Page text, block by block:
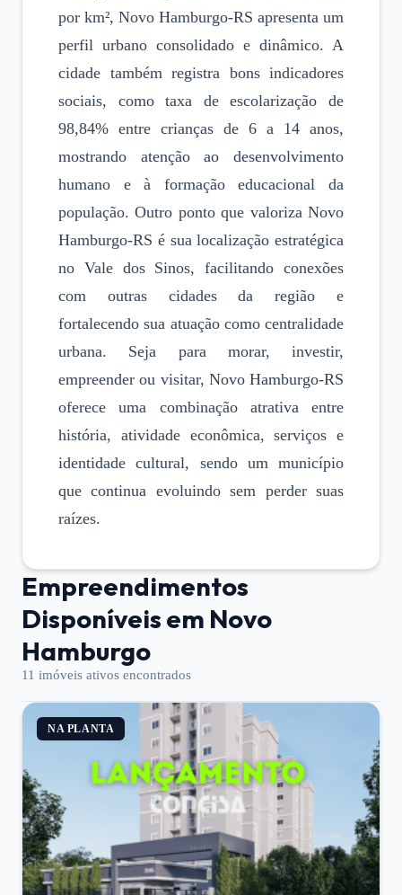
por km², Novo Hamburgo-RS apresenta um
perfil urbano consolidado e dinâmico. A
cidade também registra bons indicadores
sociais, como taxa de escolarização de
98,84% entre crianças de 6 a 14 anos,
mostrando atenção ao desenvolvimento
humano e à formação educacional da
população. Outro ponto que valoriza Novo
Hamburgo-RS é sua localização estratégica
no Vale dos Sinos, facilitando conexões
com outras cidades da região e
fortalecendo sua atuação como centralidade
urbana. Seja para morar, investir,
empreender ou visitar, Novo Hamburgo-RS
oferece uma combinação atrativa entre
história, atividade econômica, serviços e
identidade cultural, sendo um município
que continua evoluindo sem perder suas
raízes.
Empreendimentos
Disponíveis em Novo
Hamburgo
11 imóveis ativos encontrados
NA PLANTA